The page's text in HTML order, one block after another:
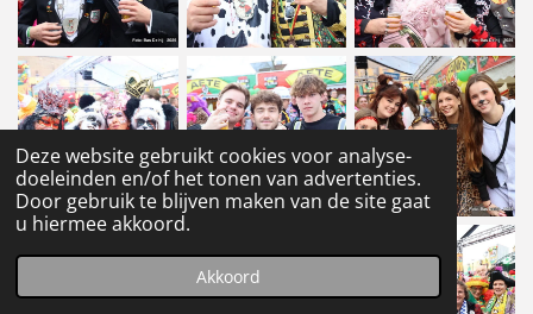
Deze website gebruikt cookies voor analyse-
doeleinden en/of het tonen van advertenties.
Door gebruik te blijven maken van de site gaat
u hiermee akkoord.
Akkoord